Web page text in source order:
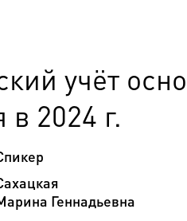
учёт
2024 г.
Геннадьевна